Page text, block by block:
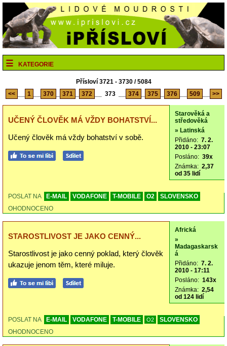
KATEGORIE
Přísloví 3721 - 3730 / 5084
<<
1 370 371 372 373 374 375 376 509 >>
UČENÝ ČLOVĚK MÁ VŽDY BOHATSTVÍ...
Učený člověk má vždy bohatství v sobě.
Starověká a
středověká
» Latinská
Přidáno: 7. 2.
2010 - 23:07
Posláno: 39x
Známka: 2,37
od 35 lidí
POSLAT NA E-MAIL VODAFONE T-MOBILE O2
SLOVENSKO
OHODNOCENO
STAROSTLIVOST JE JAKO CENNÝ...
Starostlivost je jako cenný poklad, který člověk
ukazuje jenom těm, které miluje.
Africká
»
Madagaskarsk
á
Přidáno: 7. 2.
2010 - 17:11
Posláno: 143x
Známka: 2,54
od 124 lidí
POSLAT NA E-MAIL VODAFONE T-MOBILE O2
SLOVENSKO
OHODNOCENO